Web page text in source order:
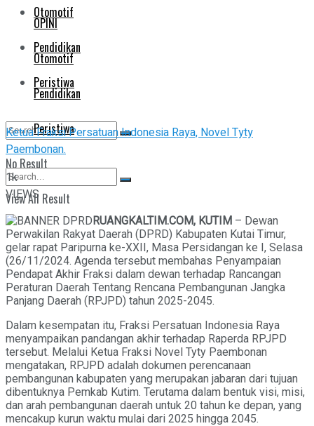
Otomotif
Pendidikan
Peristiwa
No Result
View All Result
OPINI
Otomotif
Pendidikan
Peristiwa
No Result
View All Result
Ketua Fraksi Persatuan Indonesia Raya, Novel Tyty
Paembonan.
1k
VIEWS
RUANGKALTIM.COM, KUTIM – Dewan
Perwakilan Rakyat Daerah (DPRD) Kabupaten Kutai Timur,
gelar rapat Paripurna ke-XXII, Masa Persidangan ke I, Selasa
(26/11/2024. Agenda tersebut membahas Penyampaian
Pendapat Akhir Fraksi dalam dewan terhadap Rancangan
Peraturan Daerah Tentang Rencana Pembangunan Jangka
Panjang Daerah (RPJPD) tahun 2025-2045.
Dalam kesempatan itu, Fraksi Persatuan Indonesia Raya
menyampaikan pandangan akhir terhadap Raperda RPJPD
tersebut. Melalui Ketua Fraksi Novel Tyty Paembonan
mengatakan, RPJPD adalah dokumen perencanaan
pembangunan kabupaten yang merupakan jabaran dari tujuan
dibentuknya Pemkab Kutim. Terutama dalam bentuk visi, misi,
dan arah pembangunan daerah untuk 20 tahun ke depan, yang
mencakup kurun waktu mulai dari 2025 hingga 2045.